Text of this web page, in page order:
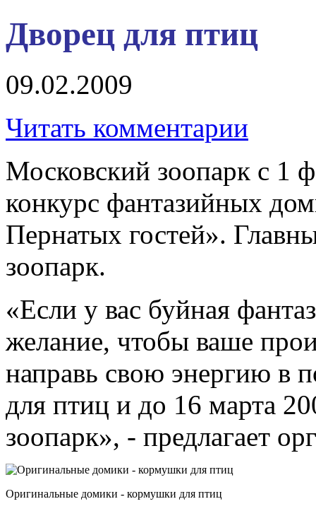
Дворец для птиц
09.02.2009
Читать комментарии
Московский зоопарк c 1
конкурс фантазийных
Пернатых гостей».
зоопарк.
«Если у вас буйная
желание, чтобы ваше
направь свою энергию в
для птиц и до 16 марта
зоопарк», - предлагает
Оригинальные домики - кормушки для птиц